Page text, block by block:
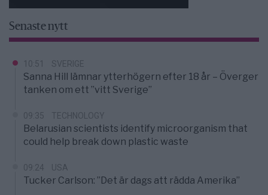
Senaste nytt
10:51 SVERIGE
Sanna Hill lämnar ytterhögern efter 18 år – Överger
tanken om ett ”vitt Sverige”
09:35 TECHNOLOGY
Belarusian scientists identify microorganism that
could help break down plastic waste
09:24 USA
Tucker Carlson: ”Det är dags att rädda Amerika”